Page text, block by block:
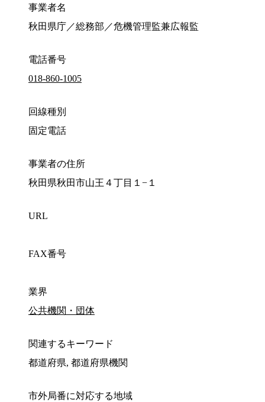
事業者名
秋田県庁／総務部／危機管理監兼広報監
電話番号
018-860-1005
回線種別
固定電話
事業者の住所
秋田県秋田市山王４丁目１−１
URL
FAX番号
業界
公共機関・団体
関連するキーワード
都道府県, 都道府県機関
市外局番に対応する地域